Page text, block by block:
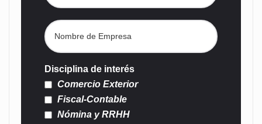
Disciplina de interés
Comercio Exterior
Fiscal-Contable
Nómina y RRHH